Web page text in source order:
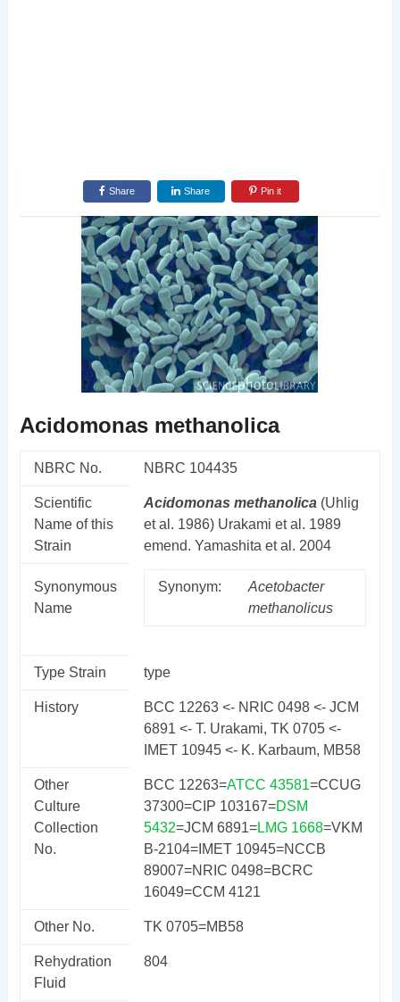
Share Share Pin it
Acidomonas methanolica
NBRC No. NBRC 104435
Scientific
Name of this
Strain
Acidomonas methanolica(Uhlig
et al. 1986) Urakami et al. 1989
emend. Yamashita et al. 2004
Synonymous
Name
Synonym:
Acetobacter
methanolicus
Type Strain type
History
BCC 12263 <- NRIC 0498 <- JCM
6891 <- T. Urakami, TK 0705 <-
IMET 10945 <- K. Karbaum, MB58
Other
Culture
Collection
No.
BCC 12263=ATCC 43581=CCUG
37300=CIP 103167=DSM
5432=JCM 6891=LMG 1668=VKM
B-2104=IMET 10945=NCCB
89007=NRIC 0498=BCRC
16049=CCM 4121
Other No. TK 0705=MB58
Rehydration
Fluid
804